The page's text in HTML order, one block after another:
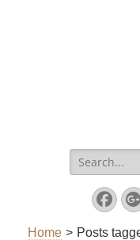
Search
for:
Home > Posts